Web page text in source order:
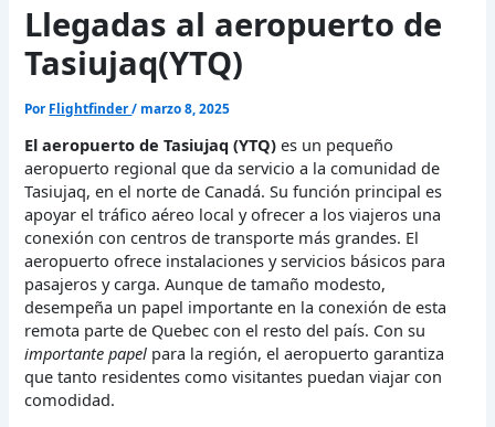
Llegadas al aeropuerto de
Tasiujaq(YTQ)
Por Flightfinder/ marzo 8, 2025
El aeropuerto de Tasiujaq (YTQ) es un pequeño
aeropuerto regional que da servicio a la comunidad de
Tasiujaq, en el norte de Canadá. Su función principal es
apoyar el tráfico aéreo local y ofrecer a los viajeros una
conexión con centros de transporte más grandes. El
aeropuerto ofrece instalaciones y servicios básicos para
pasajeros y carga. Aunque de tamaño modesto,
desempeña un papel importante en la conexión de esta
remota parte de Quebec con el resto del país. Con su
importante papel para la región, el aeropuerto garantiza
que tanto residentes como visitantes puedan viajar con
comodidad.